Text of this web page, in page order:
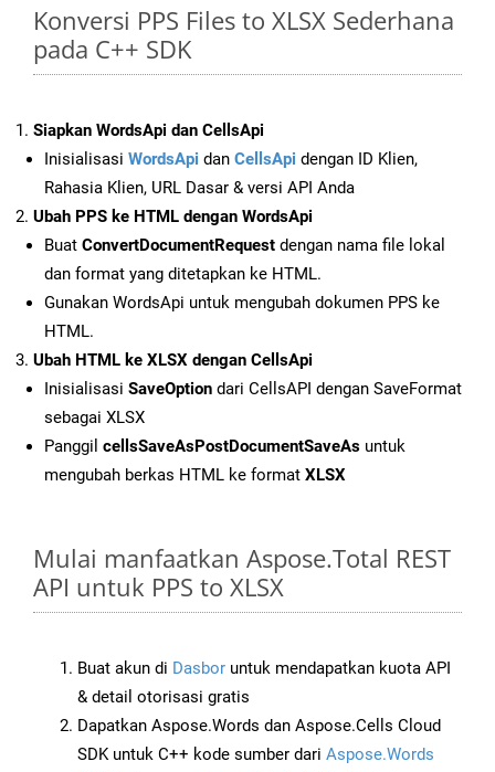
Konversi PPS Files to XLSX Sederhana
pada C++ SDK
Siapkan WordsApi dan CellsApi
Inisialisasi WordsApi dan CellsApi dengan ID Klien,
Rahasia Klien, URL Dasar & versi API Anda
Ubah PPS ke HTML dengan WordsApi
Buat ConvertDocumentRequest dengan nama file lokal
dan format yang ditetapkan ke HTML.
Gunakan WordsApi untuk mengubah dokumen PPS ke
HTML.
Ubah HTML ke XLSX dengan CellsApi
Inisialisasi SaveOption dari CellsAPI dengan SaveFormat
sebagai XLSX
Panggil cellsSaveAsPostDocumentSaveAs untuk
mengubah berkas HTML ke format XLSX
Mulai manfaatkan Aspose.Total REST
API untuk PPS to XLSX
Buat akun di Dasbor untuk mendapatkan kuota API
& detail otorisasi gratis
Dapatkan Aspose.Words dan Aspose.Cells Cloud
SDK untuk C++ kode sumber dari Aspose.Words